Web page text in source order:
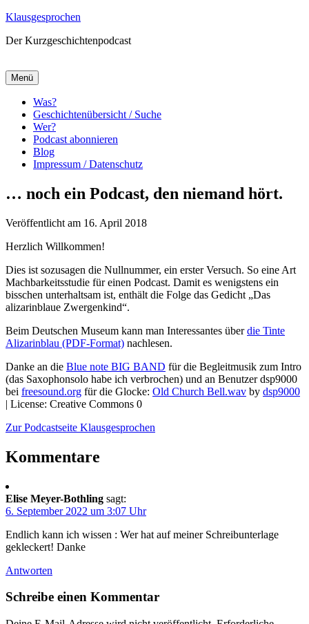
Zum
springen
Klausgesprochen
Der Kurzgeschichtenpodcast
Menü
Was?
Geschichtenübersicht / Suche
Wer?
Podcast abonnieren
Blog
Impressum / Datenschutz
… noch ein Podcast, den niemand hört.
Veröffentlicht am 16. April 2018
Herzlich Willkommen!
Dies ist sozusagen die Nullnummer, ein erster Versuch. So eine Art
Machbarkeitsstudie für einen Podcast. Damit es wenigstens ein
bisschen unterhaltsam ist, enthält die Folge das Gedicht „Das
alizarinblaue Zwergenkind“.
Beim Deutschen Museum kann man Interessantes überdie Tinte
Alizarinblau (PDF-Format) nachlesen.
Danke an die Blue note BIG BAND für die Begleitmusik zum Intro
(das Saxophonsolo habe ich verbrochen) und an Benutzer dsp9000
bei freesound.org für die Glocke: Old Church Bell.wav by dsp9000
| License: Creative Commons 0
Zur Podcastseite Klausgesprochen
Kommentare
Elise Meyer-Bothling sagt:
6. September 2022 um 3:07 Uhr
Endlich kann ich wissen : Wer hat auf meiner Schreibunterlage
gekleckert! Danke
Antworten
Schreibe einen Kommentar